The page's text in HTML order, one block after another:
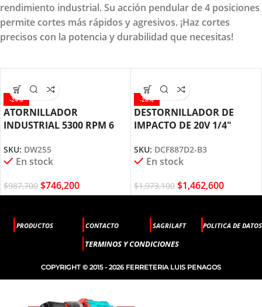
rendimiento industrial. Su acción pendular de 4 posiciones
permite cortes más rápidos y agresivos. ¡Haz cortes
precisos con la potencia y durabilidad que necesitas!
-24%
ATORNILLADOR
INDUSTRIAL 5300 RPM 6
SKU: DW255
En stock
$987,700 $746,200
-26%
DESTORNILLADOR DE
IMPACTO DE 20V 1/4″
SKU: DCF887D2-B3
En stock
$1,973,100 $1,462,600
PRODUCTOS CONTACTO SAGRILAFT POLITICA DE DATOS
TERMINOS Y CONDICIONES
COPYRIGHT © 2015 - 2026 FERRETERIA LUIS PENAGOS